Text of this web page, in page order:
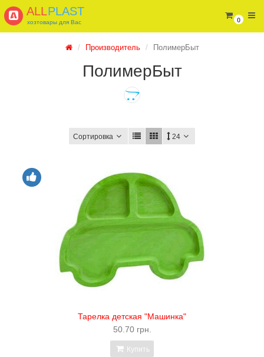
0
ALLPLAST
хозтовары для Вас
Производитель ПолимерБыт
ПолимерБыт
Сортировка 24
Тарелка детская "Машинка"
50.70 грн.
Купить